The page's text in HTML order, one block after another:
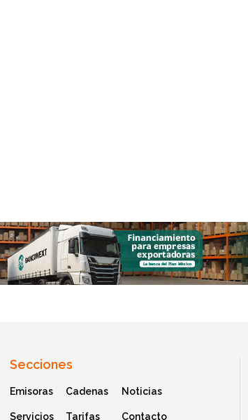
Secciones
Emisoras Cadenas Noticias
Servicios Tarifas Contacto